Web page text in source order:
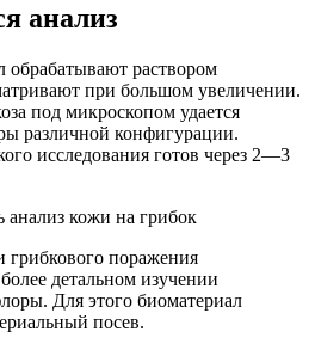
анализ
раствором
при большом увеличении.
под микроскопом удается
различной конфигурации.
исследования готов через 2—3
поражения
детальном изучении
Для этого биоматериал
посев.